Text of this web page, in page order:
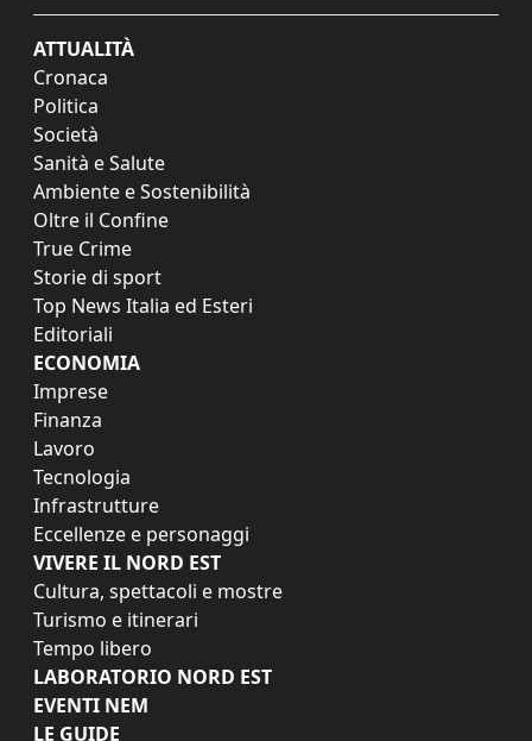
ATTUALITÀ
Cronaca
Politica
Società
Sanità e Salute
Ambiente e Sostenibilità
Oltre il Confine
True Crime
Storie di sport
Top News Italia ed Esteri
Editoriali
ECONOMIA
Imprese
Finanza
Lavoro
Tecnologia
Infrastrutture
Eccellenze e personaggi
VIVERE IL NORD EST
Cultura, spettacoli e mostre
Turismo e itinerari
Tempo libero
LABORATORIO NORD EST
EVENTI NEM
LE GUIDE